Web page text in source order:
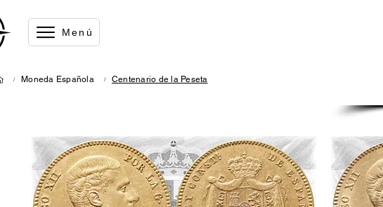
Menú
/ Moneda Española / Centenario de la Peseta